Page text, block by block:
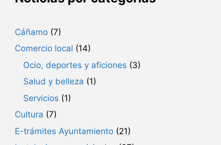
Cáñamo (7)
Comercio local (14)
Ocio, deportes y aficiones (3)
Salud y belleza (1)
Servicios (1)
Cultura (7)
E-trámites Ayuntamiento (21)